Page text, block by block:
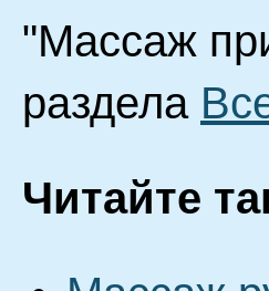
"Массаж
раздела
Читайте